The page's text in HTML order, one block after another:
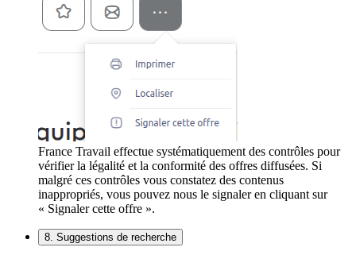
France Travail effectue systématiquement des contrôles pour
vérifier la légalité et la conformité des offres diffusées. Si
malgré ces contrôles vous constatez des contenus
inappropriés, vous pouvez nous le signaler en cliquant sur
« Signaler cette offre ».
8. Suggestions de recherche